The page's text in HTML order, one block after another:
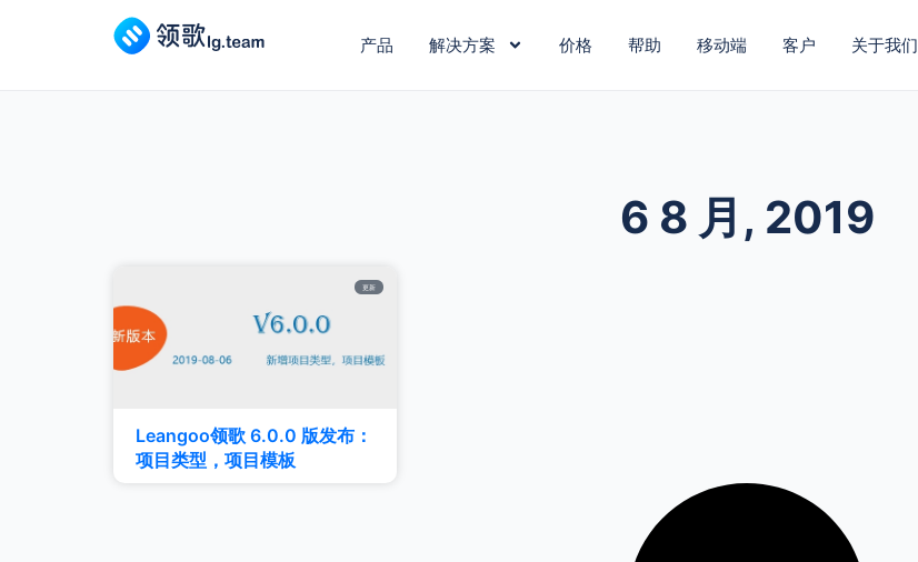
产品 解决方案 价格 帮助 移动端 客户 关于我们
6 8 月, 2019
更新
Leangoo领歌 6.0.0 版发布：
项目类型，项目模板